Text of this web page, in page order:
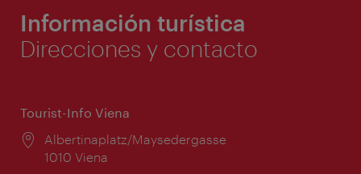
Información turística
Direcciones y contacto
Tourist-Info Viena
Lugar:
Albertinaplatz/Maysedergasse
1010 Viena